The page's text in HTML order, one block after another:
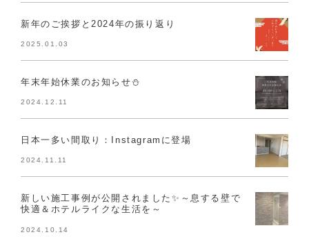
新年のご挨拶と2024年の振り返り
2025.01.03
年末年始休業のお知らせ⛄
2024.12.11
日本一多い間取り：Instagramに登場
2024.11.11
新しい施工事例が公開されました✨～息する壁で
快適＆ホテルライクな生活を～
2024.10.14